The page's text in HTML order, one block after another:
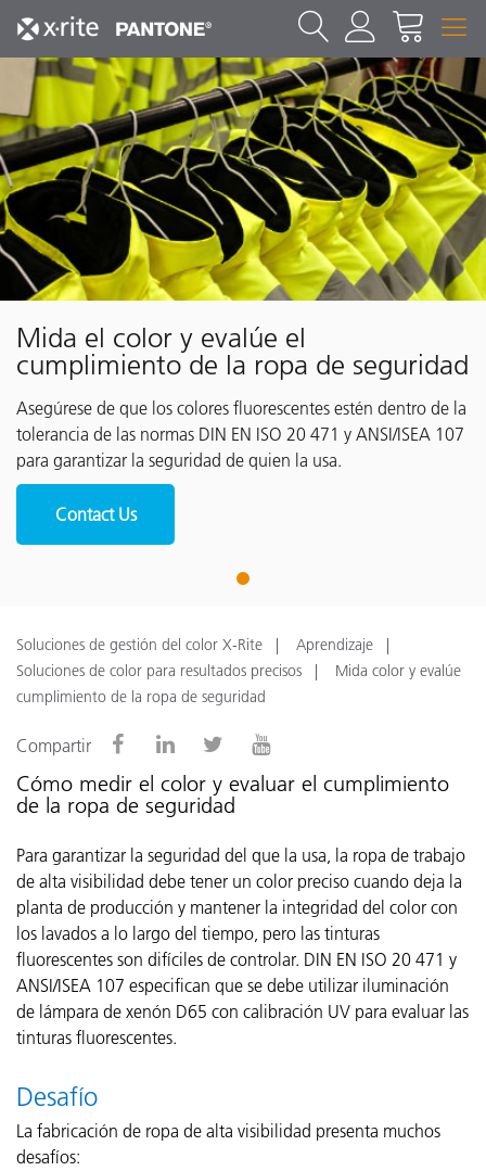
Mida el color y evalúe el
cumplimiento de la ropa de seguridad
Asegúrese de que los colores fluorescentes estén dentro de la
tolerancia de las normas DIN EN ISO 20 471 y ANSI/ISEA 107
para garantizar la seguridad de quien la usa.
Contact Us
1
Soluciones de gestión del color X-Rite
Aprendizaje
Soluciones de color para resultados precisos
Mida color y evalúe
cumplimiento de la ropa de seguridad
Compartir
Cómo medir el color y evaluar el cumplimiento
de la ropa de seguridad
Para garantizar la seguridad del que la usa, la ropa de trabajo
de alta visibilidad debe tener un color preciso cuando deja la
planta de producción y mantener la integridad del color con
los lavados a lo largo del tiempo, pero las tinturas
fluorescentes son difíciles de controlar. DIN EN ISO 20 471 y
ANSI/ISEA 107 especifican que se debe utilizar iluminación
de lámpara de xenón D65 con calibración UV para evaluar las
tinturas fluorescentes.
Desafío
La fabricación de ropa de alta visibilidad presenta muchos
desafíos: